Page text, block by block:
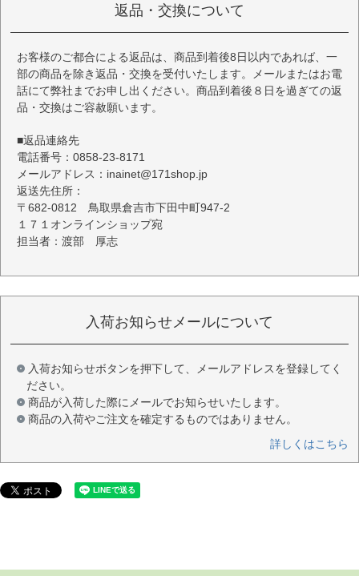
返品・交換について
お客様のご都合による返品は、商品到着後8日以内であれば、一
部の商品を除き返品・交換を受付いたします。メールまたはお電
話にて弊社までお申し出ください。商品到着後８日を過ぎての返
品・交換はご容赦願います。
■返品連絡先
電話番号：0858-23-8171
メールアドレス：inainet@171shop.jp
返送先住所：
〒682-0812 鳥取県倉吉市下田中町947-2
１７１オンラインショップ宛
担当者：渡部 厚志
入荷お知らせメールについて
入荷お知らせボタンを押下して、メールアドレスを登録してく
ださい。
商品が入荷した際にメールでお知らせいたします。
商品の入荷やご注文を確定するものではありません。
詳しくはこちら